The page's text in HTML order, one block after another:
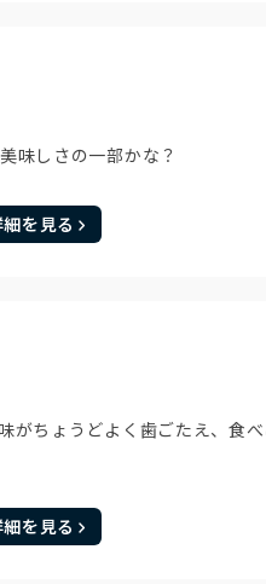
味しさの一部かな？
を見る
ちょうどよく歯ごたえ、食
を見る